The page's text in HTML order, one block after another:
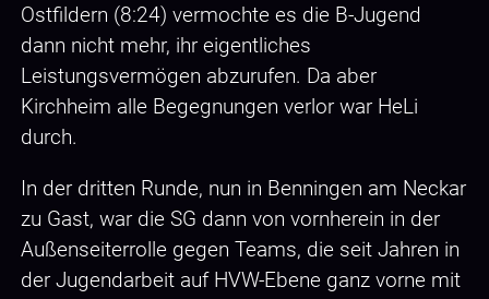
Ostfildern (8:24) vermochte es die B-Jugend
dann nicht mehr, ihr eigentliches
Leistungsvermögen abzurufen. Da aber
Kirchheim alle Begegnungen verlor war HeLi
durch.
In der dritten Runde, nun in Benningen am Neckar
zu Gast, war die SG dann von vornherein in der
Außenseiterrolle gegen Teams, die seit Jahren in
der Jugendarbeit auf HVW-Ebene ganz vorne mit